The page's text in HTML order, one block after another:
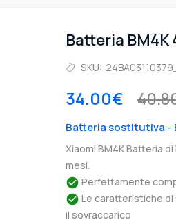
Batteria BM4K
SKU:
34.00€
Batteria sostitutiva -
Xiaomi BM4K Batteria
mesi.
Perfettamente
Le caratteristiche di
il sovraccarico